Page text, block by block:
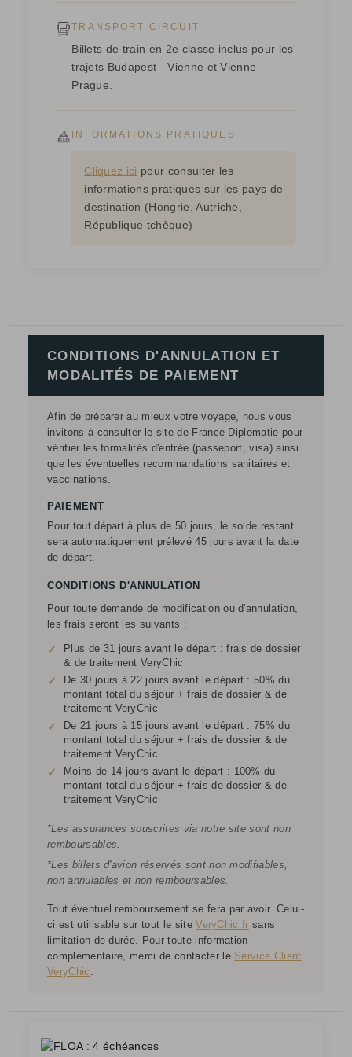
TRANSPORT CIRCUIT
Billets de train en 2e classe inclus pour les
trajets Budapest - Vienne et Vienne -
Prague.
INFORMATIONS PRATIQUES
Cliquez ici pour consulter les
informations pratiques sur les pays de
destination (Hongrie, Autriche,
République tchèque)
CONDITIONS D'ANNULATION ET
MODALITÉS DE PAIEMENT
Afin de préparer au mieux votre voyage, nous vous
invitons à consulter le site de France Diplomatie pour
vérifier les formalités d'entrée (passeport, visa) ainsi
que les éventuelles recommandations sanitaires et
vaccinations.
PAIEMENT
Pour tout départ à plus de 50 jours, le solde restant
sera automatiquement prélevé 45 jours avant la date
de départ.
CONDITIONS D'ANNULATION
Pour toute demande de modification ou d'annulation,
les frais seront les suivants :
✓
Plus de 31 jours avant le départ : frais de dossier
& de traitement VeryChic
✓
De 30 jours à 22 jours avant le départ : 50% du
montant total du séjour + frais de dossier & de
traitement VeryChic
✓
De 21 jours à 15 jours avant le départ : 75% du
montant total du séjour + frais de dossier & de
traitement VeryChic
✓
Moins de 14 jours avant le départ : 100% du
montant total du séjour + frais de dossier & de
traitement VeryChic
*Les assurances souscrites via notre site sont non
remboursables.
*Les billets d'avion réservés sont non modifiables,
non annulables et non remboursables.
Tout éventuel remboursement se fera par avoir. Celui-
ci est utilisable sur tout le siteVeryChic.fr sans
limitation de durée. Pour toute information
complémentaire, merci de contacter le Service Client
VeryChic